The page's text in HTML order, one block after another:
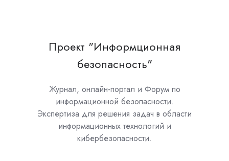
Проект "Информционная
безопасность"
Журнал, онлайн-портал и Форум по
информационной безопасности.
Экспертиза для решения задач в области
информационных технологий и
кибербезопасности.